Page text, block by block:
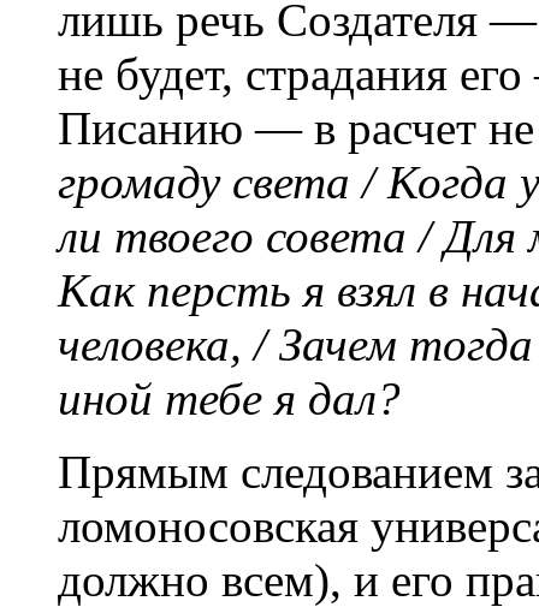
лишь речь Создателя
не будет, страдания
Писанию — в расчет
громаду света / Когда
ли твоего совета /
Как персть я взял в
человека, / Зачем
иной тебе я дал?
Прямым следованием
ломоносовская
должно всем), и его